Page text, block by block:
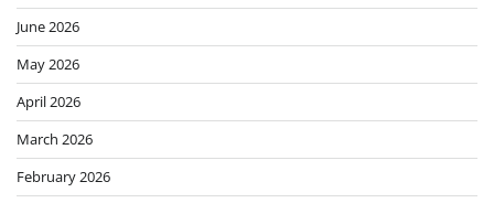
June 2026
May 2026
April 2026
March 2026
February 2026